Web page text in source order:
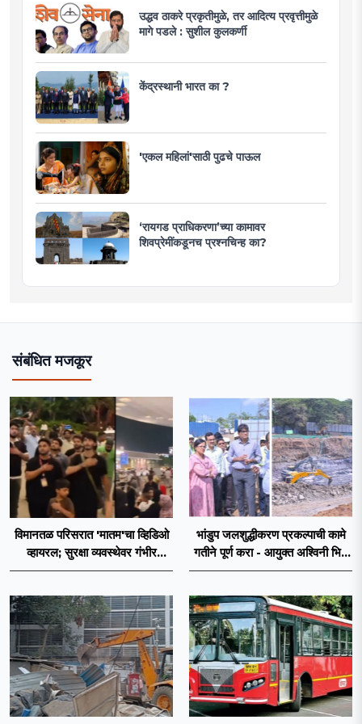
उद्धव ठाकरे प्रकृतीमुळे, तर आदित्य प्रवृत्तीमुळे
मागे पडले : सुशील कुलकर्णी
केंद्रस्थानी भारत का ?
'एकल महिलां'साठी पुढचे पाऊल
‘रायगड प्राधिकरणा’च्या कामावर
शिवप्रेमींकडूनच प्रश्नचिन्ह का?
संबंधित मजकूर
विमानतळ परिसरात 'मातम'चा व्हिडिओ
व्हायरल; सुरक्षा व्यवस्थेवर गंभीर
प्रश्नचिन्ह
भांडुप जलशुद्धीकरण प्रकल्पाची कामे
गतीने पूर्ण करा - आयुक्त अश्विनी भिडे
यांचे निर्देश